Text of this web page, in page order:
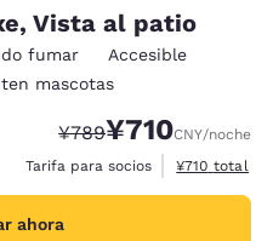
Vista al patio
fumar
Accesible
mascotas
Precio tachado:
¥789Precio con
¥710CNY/noche
Tarifa para socios
Ver detalles
¥710 total
ahora